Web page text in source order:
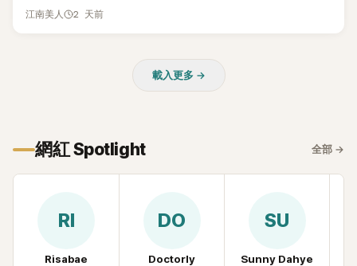
病歲月時忍不住落淚，哽咽表示：「痛苦到連回想都不願意。」
江南美人 2 天前
載入更多 →
網紅 Spotlight 全部 →
RI
Risabae
DO
Doctorly
SU
Sunny Dahye